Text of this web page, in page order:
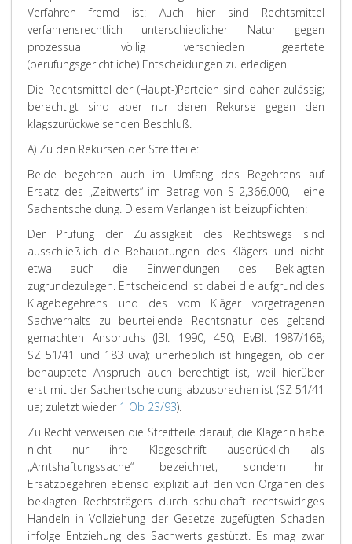
Verfahren fremd ist: Auch hier sind Rechtsmittel
verfahrensrechtlich unterschiedlicher Natur gegen
prozessual völlig verschieden geartete
(berufungsgerichtliche) Entscheidungen zu erledigen.
Die Rechtsmittel der (Haupt-)Parteien sind daher zulässig;
berechtigt sind aber nur deren Rekurse gegen den
klagszurückweisenden Beschluß.
A) Zu den Rekursen der Streitteile:
Beide begehren auch im Umfang des Begehrens auf
Ersatz des „Zeitwerts“ im Betrag von S 2,366.000,-- eine
Sachentscheidung. Diesem Verlangen ist beizupflichten:
Der Prüfung der Zulässigkeit des Rechtswegs sind
ausschließlich die Behauptungen des Klägers und nicht
etwa auch die Einwendungen des Beklagten
zugrundezulegen. Entscheidend ist dabei die aufgrund des
Klagebegehrens und des vom Kläger vorgetragenen
Sachverhalts zu beurteilende Rechtsnatur des geltend
gemachten Anspruchs (JBl. 1990, 450; EvBl. 1987/168;
SZ 51/41 und 183 uva); unerheblich ist hingegen, ob der
behauptete Anspruch auch berechtigt ist, weil hierüber
erst mit der Sachentscheidung abzusprechen ist (SZ 51/41
ua; zuletzt wieder 1 Ob 23/93).
Zu Recht verweisen die Streitteile darauf, die Klägerin habe
nicht nur ihre Klageschrift ausdrücklich als
„Amtshaftungssache“ bezeichnet, sondern ihr
Ersatzbegehren ebenso explizit auf den von Organen des
beklagten Rechtsträgers durch schuldhaft rechtswidriges
Handeln in Vollziehung der Gesetze zugefügten Schaden
infolge Entziehung des Sachwerts gestützt. Es mag zwar